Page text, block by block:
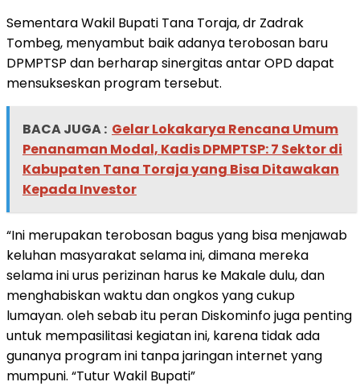
Sementara Wakil Bupati Tana Toraja, dr Zadrak
Tombeg, menyambut baik adanya terobosan baru
DPMPTSP dan berharap sinergitas antar OPD dapat
mensukseskan program tersebut.
BACA JUGA : Gelar Lokakarya Rencana Umum
Penanaman Modal, Kadis DPMPTSP: 7 Sektor di
Kabupaten Tana Toraja yang Bisa Ditawakan
Kepada Investor
“Ini merupakan terobosan bagus yang bisa menjawab
keluhan masyarakat selama ini, dimana mereka
selama ini urus perizinan harus ke Makale dulu, dan
menghabiskan waktu dan ongkos yang cukup
lumayan. oleh sebab itu peran Diskominfo juga penting
untuk mempasilitasi kegiatan ini, karena tidak ada
gunanya program ini tanpa jaringan internet yang
mumpuni. “Tutur Wakil Bupati”